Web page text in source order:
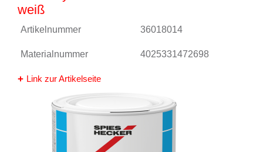
weiß
Artikelnummer 36018014
Materialnummer 4025331472698
Link zur Artikelseite